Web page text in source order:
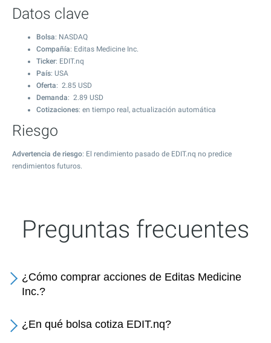
Datos clave
Bolsa: NASDAQ
Compañía: Editas Medicine Inc.
Ticker: EDIT.nq
País: USA
Oferta: 2.85 USD
Demanda: 2.89 USD
Cotizaciones: en tiempo real, actualización automática
Riesgo
Advertencia de riesgo: El rendimiento pasado de EDIT.nq no predice
rendimientos futuros.
Preguntas frecuentes
¿Cómo comprar acciones de Editas Medicine
Inc.?
¿En qué bolsa cotiza EDIT.nq?